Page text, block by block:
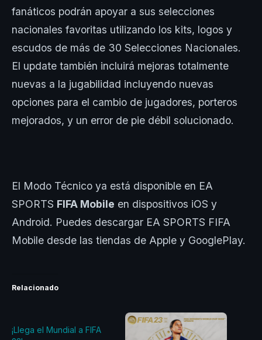
fanáticos podrán apoyar a sus selecciones
nacionales favoritas utilizando los kits, logos y
escudos de más de 30 Selecciones Nacionales.
El update también incluirá mejoras totalmente
nuevas a la jugabilidad incluyendo nuevas
opciones para el cambio de jugadores, porteros
mejorados, y un error de pie débil solucionado.
El Modo Técnico ya está disponible en EA
SPORTS FIFA Mobile en dispositivos iOS y
Android. Puedes descargar EA SPORTS FIFA
Mobile desde las tiendas de Apple y GooglePlay.
Relacionado
¡Llega el Mundial a FIFA